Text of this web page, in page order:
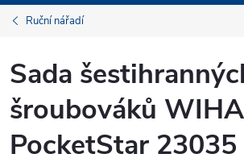
Ruční nářadí
Sada
šroubováků WIHA
PocketStar 23035